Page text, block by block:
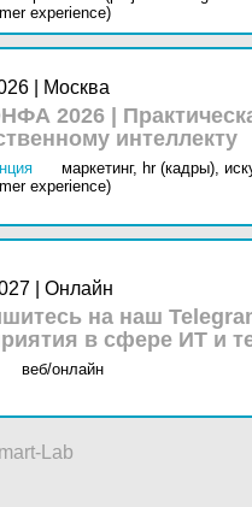
experience)
| Москва
2026 |
интеллекту
маркетинг, hr (кадры),
experience)
| Онлайн
на наш
в сфере ИТ и
веб/онлайн
Lab